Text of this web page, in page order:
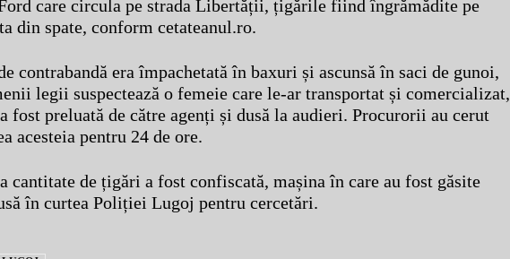
care circula pe strada Libertății, țigările fiind îngrămădite pe
din spate, conform cetateanul.ro.
contrabandă era împachetată în baxuri și ascunsă în saci de gunoi,
legii suspectează o femeie care le-ar transportat și comercializat,
fost preluată de către agenți și dusă la audieri. Procurorii au cerut
acesteia pentru 24 de ore.
cantitate de țigări a fost confiscată, mașina în care au fost găsite
în curtea Poliției Lugoj pentru cercetări.